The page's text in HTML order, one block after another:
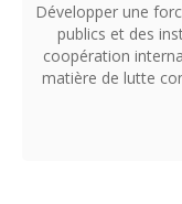
Développer une
publics et des
coopération
matière de lutte